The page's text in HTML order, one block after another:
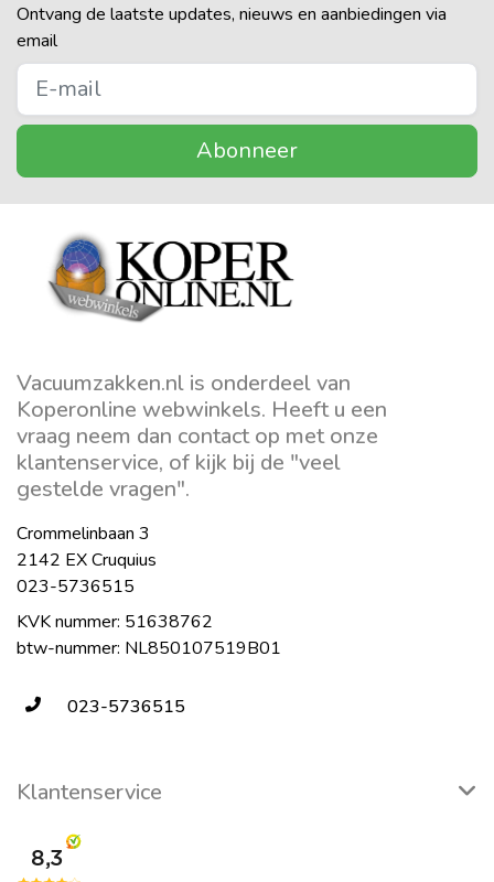
Ontvang de laatste updates, nieuws en aanbiedingen via
email
Abonneer
Vacuumzakken.nl is onderdeel van
Koperonline webwinkels. Heeft u een
vraag neem dan contact op met onze
klantenservice, of kijk bij de "veel
gestelde vragen".
Crommelinbaan 3
2142 EX Cruquius
023-5736515
KVK nummer: 51638762
btw-nummer: NL850107519B01
023-5736515
Klantenservice